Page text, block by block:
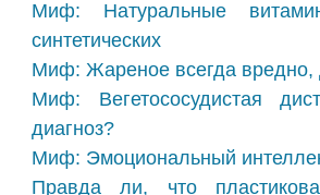
Миф: Натуральные
синтетических
Миф: Жареное всегда
Миф: Вегетососудистая
диагноз?
Миф: Эмоциональный
Правда ли, что